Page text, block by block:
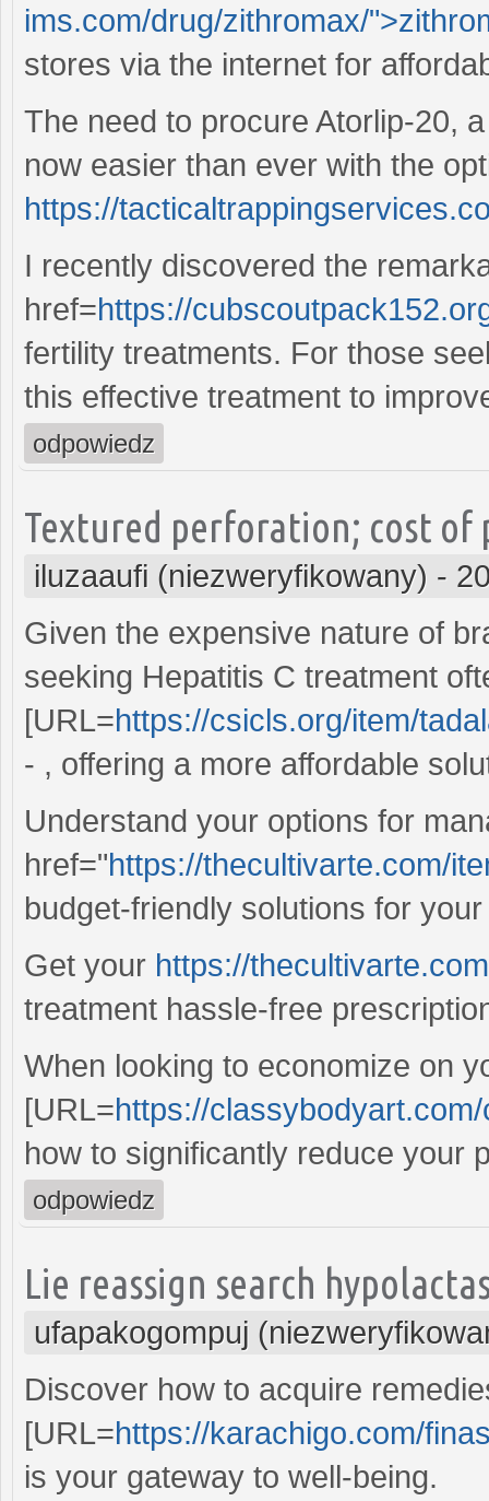
ims.com/drug/zithromax/
stores via the internet for
The need to procure Atorlip-20,
now easier than ever with the
https://
I recently discovered the
href=https://
fertility treatments. For those
this effective treatment to
odpowiedz
Textured perforation; cost
iluzaaufi (niezweryfikowany) -
Given the expensive nature of
seeking Hepatitis C treatment
[URL=https://csicls.org/item/
- , offering a more affordable
Understand your options for
href="https://thecultivarte.com/
budget-friendly solutions for
Get your https://
treatment hassle-free
When looking to economize on
[URL=https://
how to significantly reduce your
odpowiedz
Lie reassign search
ufapakogompuj
Discover how to acquire
[URL=https://karachigo.com/
is your gateway to well-being.